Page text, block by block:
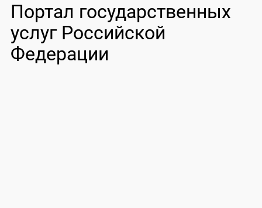
Портал государственных
услуг Российской
Федерации